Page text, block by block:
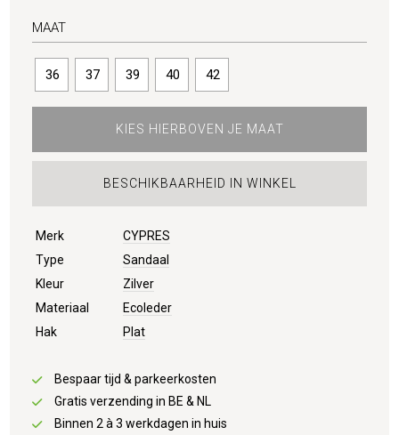
MAAT
36 37 39 40 42
KIES HIERBOVEN JE MAAT
BESCHIKBAARHEID IN WINKEL
Merk
CYPRES
Type
Sandaal
Kleur
Zilver
Materiaal
Ecoleder
Hak
Plat
Bespaar tijd & parkeerkosten
Gratis verzending in BE & NL
Binnen 2 à 3 werkdagen in huis